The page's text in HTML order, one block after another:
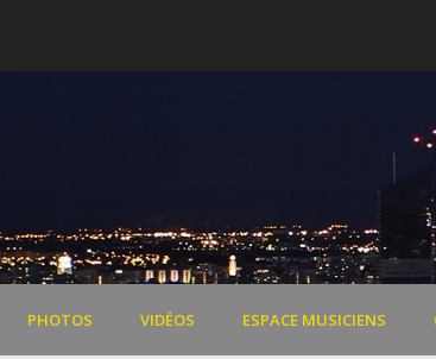
PHOTOS VIDÉOS ESPACE MUSICIENS